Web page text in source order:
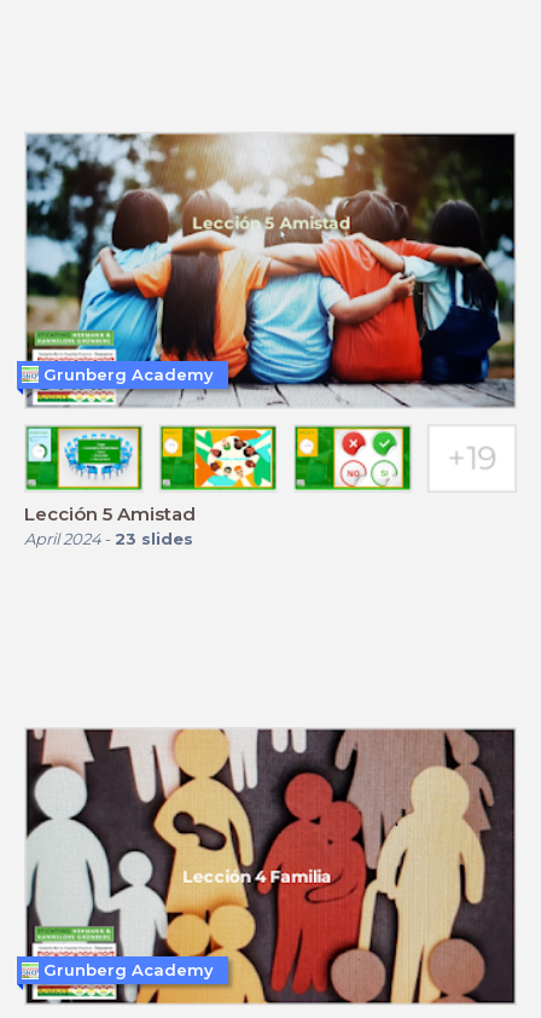
Lección 5 Amistad
April 2024- 23 slides
Grunberg Academy
Grunberg Academy